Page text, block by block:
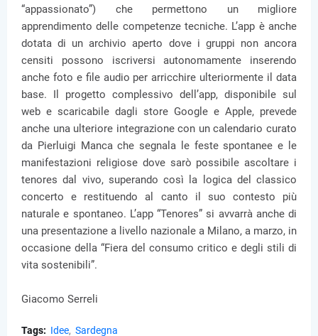
“appassionato”) che permettono un migliore
apprendimento delle competenze tecniche. L’app è anche
dotata di un archivio aperto dove i gruppi non ancora
censiti possono iscriversi autonomamente inserendo
anche foto e file audio per arricchire ulteriormente il data
base. Il progetto complessivo dell’app, disponibile sul
web e scaricabile dagli store Google e Apple, prevede
anche una ulteriore integrazione con un calendario curato
da Pierluigi Manca che segnala le feste spontanee e le
manifestazioni religiose dove sarò possibile ascoltare i
tenores dal vivo, superando così la logica del classico
concerto e restituendo al canto il suo contesto più
naturale e spontaneo. L’app “Tenores” si avvarrà anche di
una presentazione a livello nazionale a Milano, a marzo, in
occasione della “Fiera del consumo critico e degli stili di
vita sostenibili”.
Giacomo Serreli
Tags: Idee Sardegna